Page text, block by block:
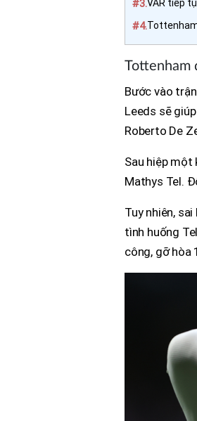
#3.VAR tiếp
#4.
Tottenham
Bước vào
Leeds sẽ
Roberto De
Sau hiệp một
Mathys Tel.
Tuy nhiên,
tình huống
công, gỡ hòa